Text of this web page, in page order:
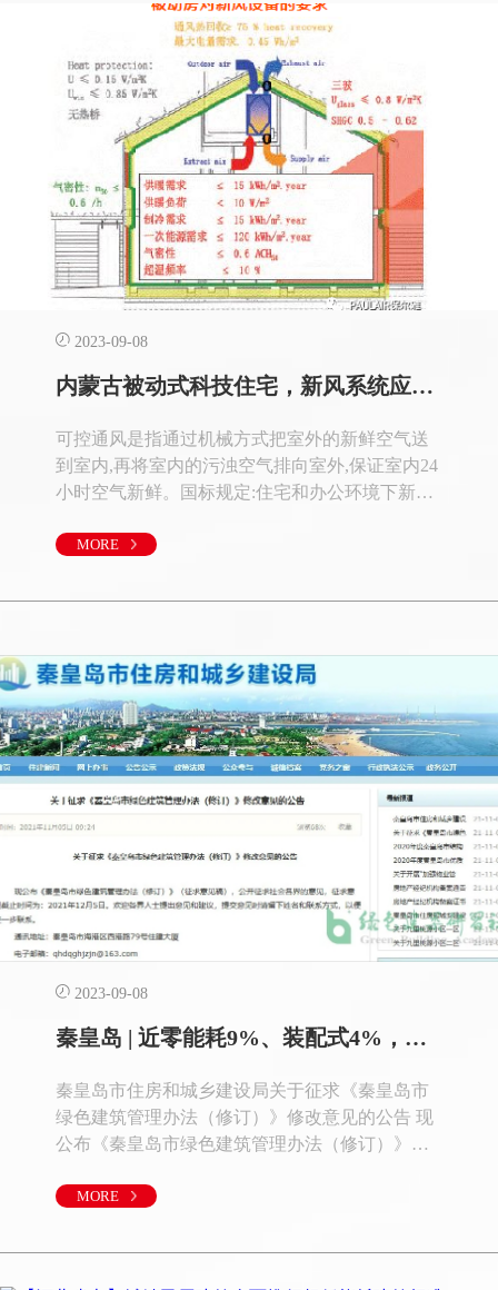
2023-09-08
内蒙古被动式科技住宅，新风系统应如何选择？
可控通风是指通过机械方式把室外的新鲜空气送
到室内,再将室内的污浊空气排向室外,保证室内24
小时空气新鲜。国标规定:住宅和办公环境下新风
1.01/h由于被动屋的总能耗很低,新风负荷在采暖和
定新风换气系数。特别是寒冷天气更需要控制新
量。为了降低通风的
MORE
2023-09-08
秦皇岛 | 近零能耗9%、装配式4%，不计入容积率；不征收城市基础设施配套费及土地价款
秦皇岛市住房和城乡建设局关于征求《秦皇岛市
绿色建筑管理办法（修订）》修改意见的公告 现
公布《秦皇岛市绿色建筑管理办法（修订）》
求意见截止时间为：2021年12月5日。欢迎各界人
系方式，以便进一步联系。 通讯地址：秦皇岛市
MORE